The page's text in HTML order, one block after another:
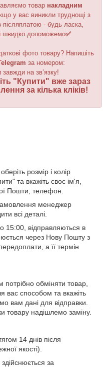
товар накладним
у вас виникли труднощі з
- будь ласка,
швидко допоможемо✅
фото товару? Напишіть
за номером:
на зв’язку!
" Купити" вже зараз
за кілька кліків!
розмір і колір
та вкажіть своє ім'я,
Пошти, телефон.
менеджер
всі деталі.
15:00, відправляються в
через Нову Пошту з
а її термін
обміняти товар,
вас способом та вкажіть
вам дані для відправки.
товару надішлемо заміну.
14 днів після
якості).
за